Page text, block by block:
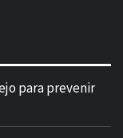
para prevenir